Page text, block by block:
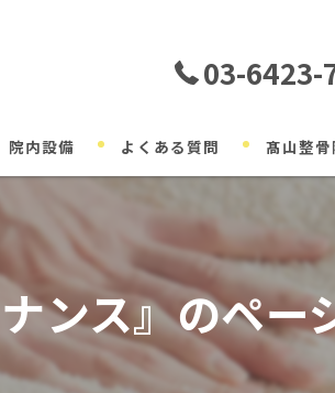
03-6423-
院内設備 よくある質問 髙山整
子ども
マタニティ
ンス』のペー